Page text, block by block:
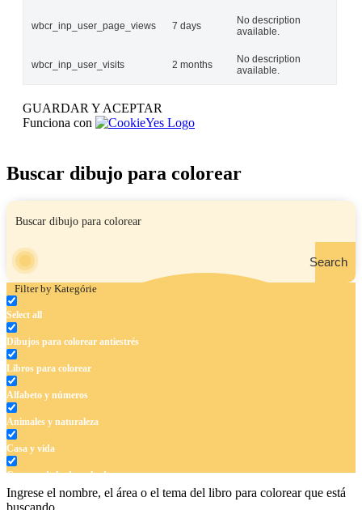
wbcr_inp_user_page_views 7 days
No description
available.
wbcr_inp_user_visits 2 months
No description
available.
GUARDAR Y ACEPTAR
Funciona con
Buscar dibujo para colorear
Search
Filter by Kategórie
Select all
Dibujos para colorear antiestrés
Libros para colorear
Alfabeto y números
Animales y naturaleza
Casa y vida
Cuentos de hadas y hadas
Deporte
Ingrese el nombre, el área o el tema del libro para colorear que está
buscando.